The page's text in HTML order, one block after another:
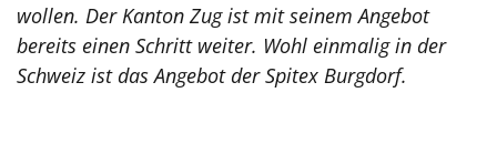
wollen. Der Kanton Zug ist mit seinem Angebot
bereits einen Schritt weiter. Wohl einmalig in der
Schweiz ist das Angebot der Spitex Burgdorf.